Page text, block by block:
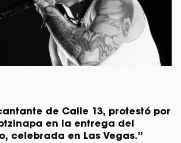
de Calle 13, protestó por
en la entrega del
celebrada en Las Vegas.”